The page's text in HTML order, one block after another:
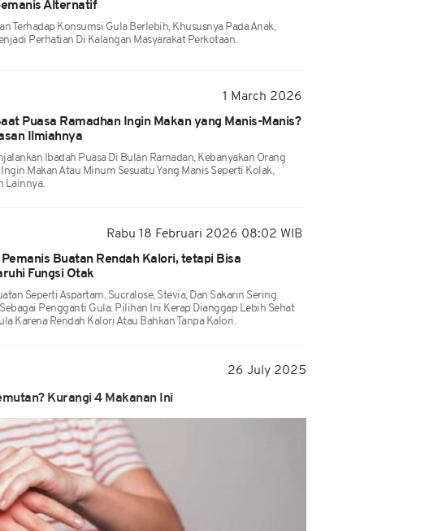
Alternatif
Terhadap Konsumsi Gula Berlebih, Khususnya Pada Anak,
Perhatian Di Kalangan Masyarakat Perkotaan.
1 March 2026
Puasa Ramadhan Ingin Makan yang Manis-Manis?
Ilmiahnya
Ibadah Puasa Di Bulan Ramadan, Kebanyakan Orang
Makan Atau Minum Sesuatu Yang Manis Seperti Kolak,
Lainnya.
Rabu 18 Februari 2026 08:02 WIB
Buatan Rendah Kalori, tetapi Bisa
Fungsi Otak
Seperti Aspartam, Sucralose, Stevia, Dan Sakarin Sering
Pengganti Gula. Pilihan Ini Kerap Dianggap Lebih Sehat
Karena Rendah Kalori Atau Bahkan Tanpa Kalori.
26 July 2025
Kurangi 4 Makanan Ini